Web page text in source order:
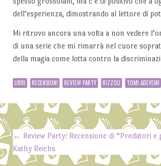
dell’esperienza, dimostrando al lettore di
Mi ritrovo ancora una volta a non vedere
di una serie che mi rimarrà nel cuore
della magia come lotta contro la
LIBRI RECENSIONI REVIEW PARTY RIZZOLI TOMI ADEYEMI
Post navigation
← Review Party: Recensione di “Predatori e
Kathy Reichs